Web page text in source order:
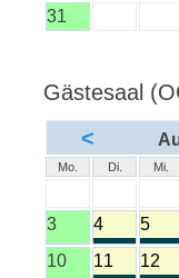
31
Gästesaal
<
Mo. Di. Mi.
3
4 5
10
11 12